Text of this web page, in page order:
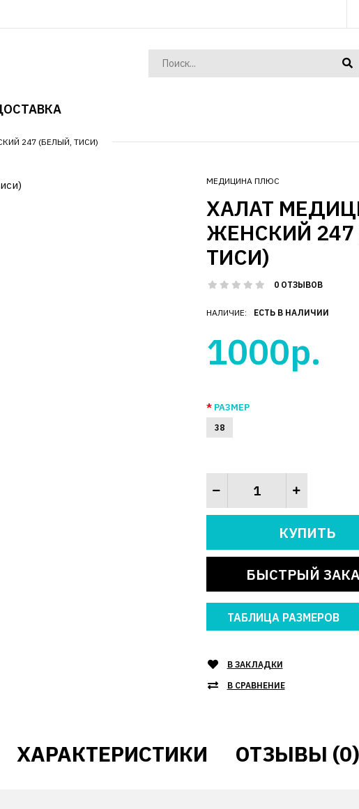
247 (БЕЛЫЙ, ТИСИ)
МЕДИЦИНА ПЛЮС
ХАЛАТ
ЖЕНСКИЙ
ТИСИ)
0 ОТЗЫВОВ
НАЛИЧИЕ: ЕСТЬ В НАЛИЧИИ
1000р.
РАЗМЕР
38
БЫСТРЫЙ
ТАБЛИЦА РАЗМЕРОВ
В ЗАКЛАДКИ
В СРАВНЕНИЕ
ХАРАКТЕРИСТИКИ ОТЗЫВЫ (0)